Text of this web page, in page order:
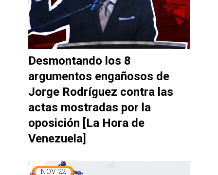
Desmontando los 8
argumentos engañosos de
Jorge Rodríguez contra las
actas mostradas por la
oposición [La Hora de
Venezuela]
NOV 22